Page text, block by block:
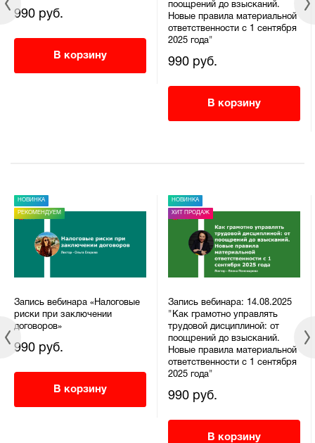
990 руб.
В корзину
поощрений до взысканий.
Новые правила материальной
ответственности с 1 сентября
2025 года"
990 руб.
В корзину
НОВИНКА
РЕКОМЕНДУЕМ
Запись вебинара «Налоговые
риски при заключении
договоров»
990 руб.
В корзину
НОВИНКА
ХИТ ПРОДАЖ
Запись вебинара: 14.08.2025
"Как грамотно управлять
трудовой дисциплиной: от
поощрений до взысканий.
Новые правила материальной
ответственности с 1 сентября
2025 года"
990 руб.
В корзину